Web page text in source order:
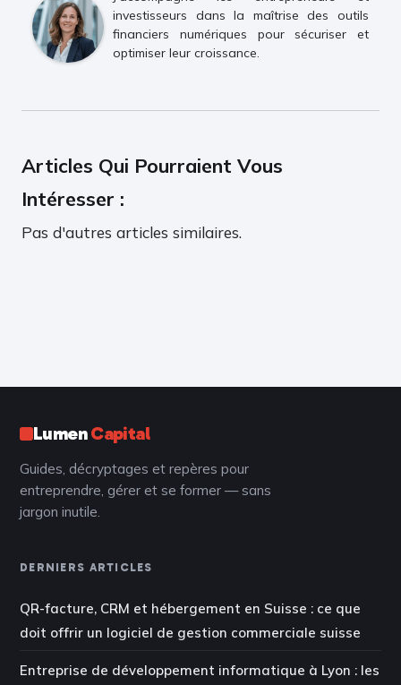
investisseurs dans la maîtrise des outils
financiers numériques pour sécuriser et
optimiser leur croissance.
Articles Qui Pourraient Vous
Intéresser :
Pas d'autres articles similaires.
LumenCapital
Guides, décryptages et repères pour
entreprendre, gérer et se former — sans
jargon inutile.
DERNIERS ARTICLES
QR-facture, CRM et hébergement en Suisse : ce que
doit offrir un logiciel de gestion commerciale suisse
Entreprise de développement informatique à Lyon : les